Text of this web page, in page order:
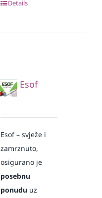
Details
Esof
Esof – svježe i
zamrznuto,
osigurano je
posebnu
ponudu uz